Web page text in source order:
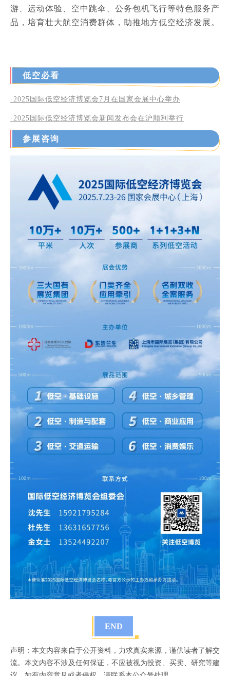
游、运动体验、空中跳伞、公务包机飞行等特色服务产
品，培育壮大航空消费群体，助推地方低空经济发展。
低空必看
·2025国际低空经济博览会7月在国家会展中心举办
·2025 国际低空经济博览会新闻发布会在沪顺利举行
参展咨询
END
声明：本文内容来自于公开资料，力求真实来源，谨供读者了解交
流。本文内容不涉及任何保证，不应被视为投资、买卖、研究等建